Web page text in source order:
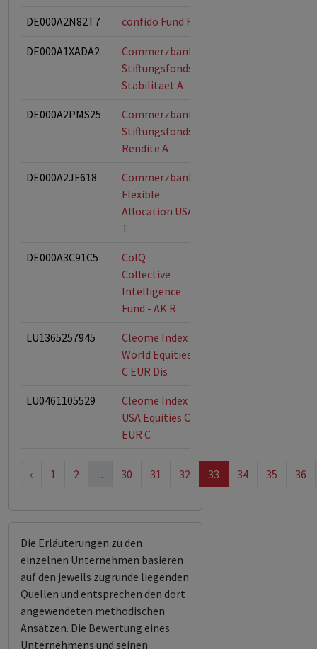
DE000A2N82T7 confido Fund R
DE000A1XADA2
Commerzbank
Stiftungsfonds
Stabilitaet A
DE000A2PMS25
Commerzbank
Stiftungsfonds
Rendite A
DE000A2JF618
Commerzbank
Flexible
Allocation USA
T
DE000A3C91C5
CoIQ
Collective
Intelligence
Fund - AK R
LU1365257945
Cleome Index
World Equities
C EUR Dis
LU0461105529
Cleome Index
USA Equities C
EUR C
‹ 1 2 ... 30 31 32 33 34 35 36
Die Erläuterungen zu den
einzelnen Unternehmen basieren
auf den jeweils zugrunde liegenden
Quellen und entsprechen den dort
angewendeten methodischen
Ansätzen. Die Bewertung eines
Unternehmens und seinen